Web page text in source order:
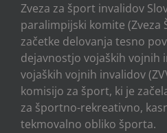
Zveza za šport invalidov
paralimpijski komite (Zveza
začetke delovanja tesno
dejavnostjo vojaških vojnih
vojaških vojnih invalidov
komisijo za šport, ki je
za športno-rekreativno,
tekmovalno obliko športa.